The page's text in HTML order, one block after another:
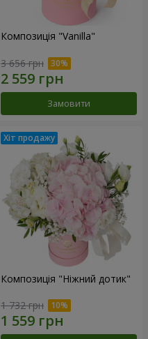
Композиція "Vanilla"
3 656 грн
Замовити
Композиція "Ніжний дотик"
1 732 грн